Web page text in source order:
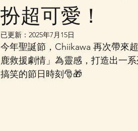
扮超可愛！
已更新： 2025年7月15日
今年聖誕節，Chiikawa 再次帶來
鹿救援劇情」為靈感，打造出一
搞笑的節日時刻🎅🎁